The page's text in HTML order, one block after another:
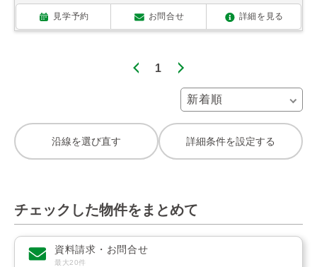
見学予約 お問合せ 詳細を見る
1
沿線を選び直す 詳細条件を設定する
チェックした物件をまとめて
資料請求・お問合せ
最大20件